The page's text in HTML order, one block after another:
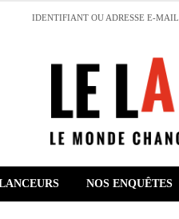
IDENTIFIANT OU ADRESSE E-MAIL
NOS ENQUÊTES